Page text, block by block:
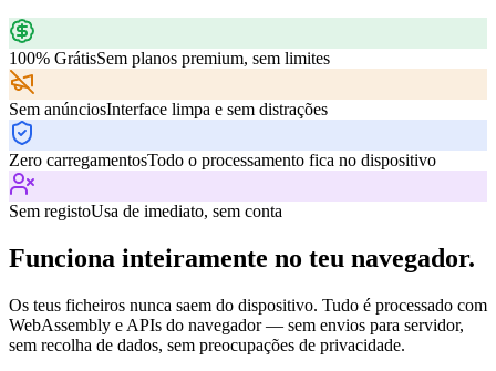
100% GrátisSem planos premium, sem limites
Sem anúnciosInterface limpa e sem distrações
Zero carregamentosTodo o processamento fica no dispositivo
Sem registoUsa de imediato, sem conta
Funciona inteiramente no teu navegador.
Os teus ficheiros nunca saem do dispositivo. Tudo é processado com
WebAssembly e APIs do navegador — sem envios para servidor,
sem recolha de dados, sem preocupações de privacidade.